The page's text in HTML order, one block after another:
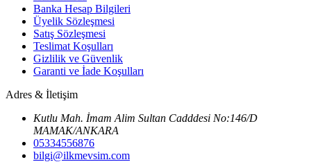
Banka Hesap Bilgileri
Üyelik Sözleşmesi
Satış Sözleşmesi
Teslimat Koşulları
Gizlilik ve Güvenlik
Garanti ve İade Koşulları
Adres & İletişim
Kutlu Mah. İmam Alim Sultan Cadddesi No:146/D
MAMAK/ANKARA
05334556876
bilgi@ilkmevsim.com